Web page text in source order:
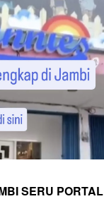
SERU PORTAL